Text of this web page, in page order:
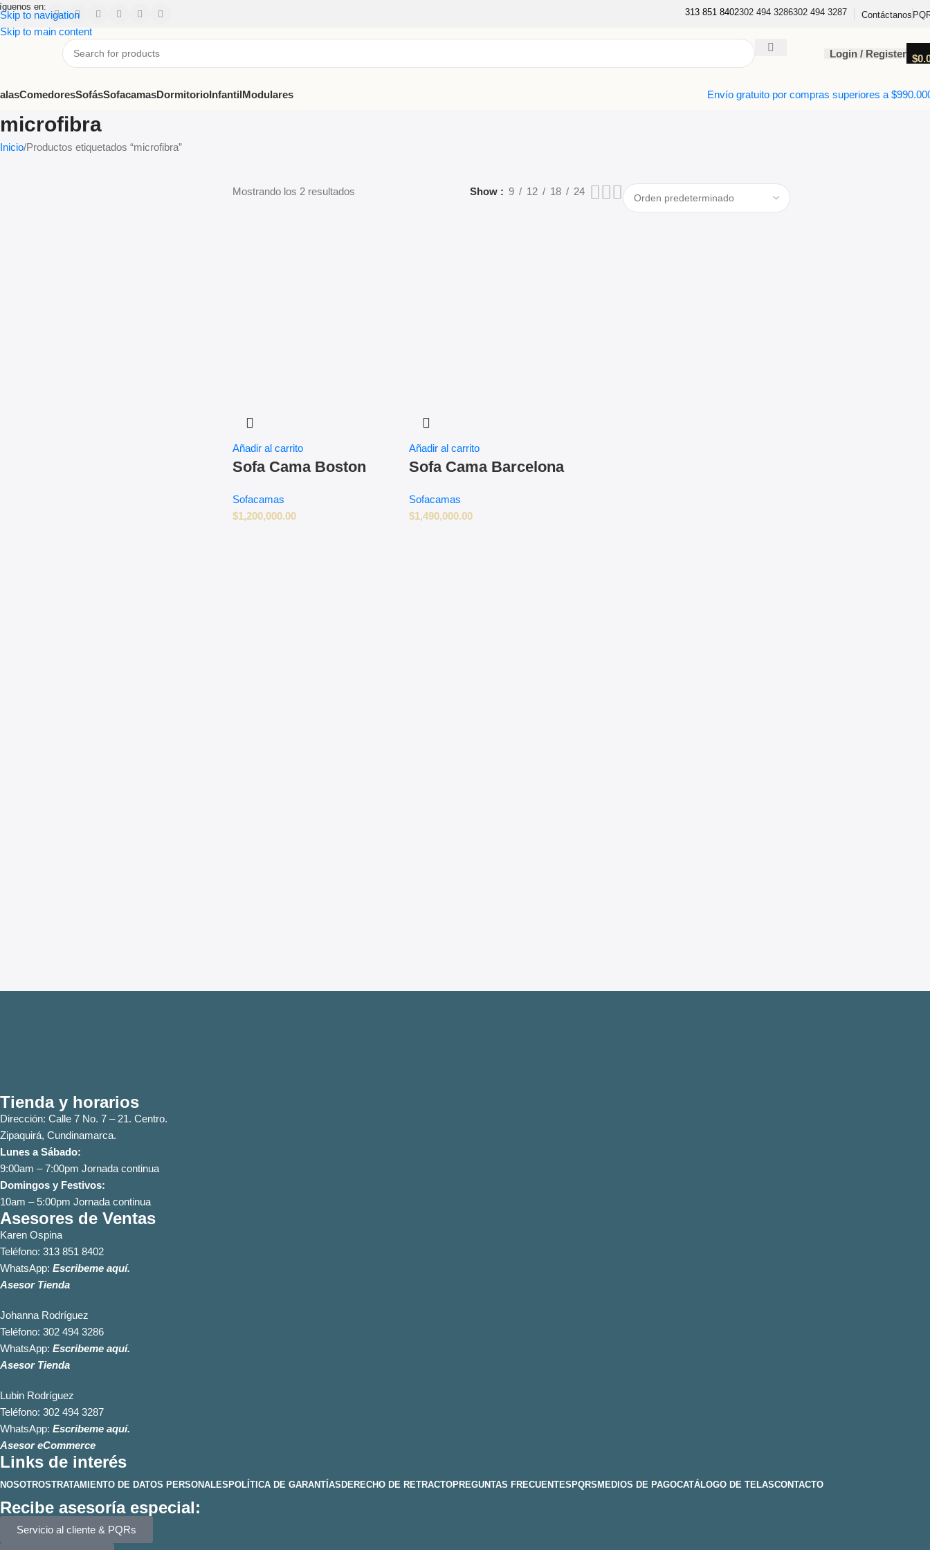
Skip to navigation
Skip to main content
en:
313 851 8402302 494 3286302 494 3287 Contáctanos
Login / Register $
ComedoresSofásSofacamasDormitorioInfantilModulares Envío gratuito por compras superiores a
microfibra
Inicio Productos etiquetados “microfibra”
Mostrando los 2 resultados Show 9 12 18 24
Añadir al carrito
Sofa Cama Boston
Sofacamas
$1,200,000.00
Añadir al carrito
Sofa Cama Barcelona
Sofacamas
$1,490,000.00
Tienda y horarios
Dirección: Calle 7 No. 7 – 21. Centro.
Zipaquirá, Cundinamarca.
Lunes a Sábado:
9:00am – 7:00pm Jornada continua
Domingos y Festivos:
10am – 5:00pm Jornada continua
Asesores de Ventas
Karen Ospina
Teléfono: 313 851 8402
WhatsApp: Escribeme aquí.
Asesor Tienda
Johanna Rodríguez
Teléfono: 302 494 3286
WhatsApp: Escribeme aquí.
Asesor Tienda
Lubin Rodríguez
Teléfono: 302 494 3287
WhatsApp: Escribeme aquí.
Asesor eCommerce
Links de interés
NOSOTROSTRATAMIENTO DE DATOS PERSONALES POLÍTICA DE GARANTÍAS DERECHO DE RETRACTOPREGUNTAS FRECUENTES PQRS MEDIOS DE PAGOCATÁLOGO DE TELASCONTACTO
Recibe asesoría especial:
Servicio al cliente & PQRs